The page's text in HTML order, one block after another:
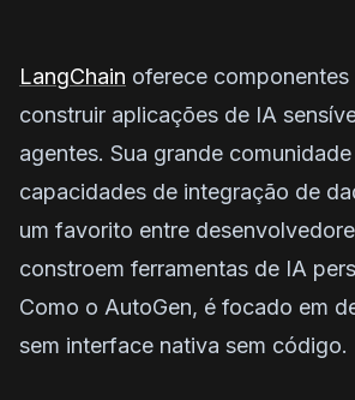
LangChain oferece componentes
construir aplicações de IA
agentes. Sua grande
capacidades de integração de
um favorito entre
constroem ferramentas de IA
Como o AutoGen, é focado em
sem interface nativa sem código.